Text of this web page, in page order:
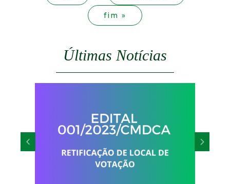
G
fim »
Últimas Notícias